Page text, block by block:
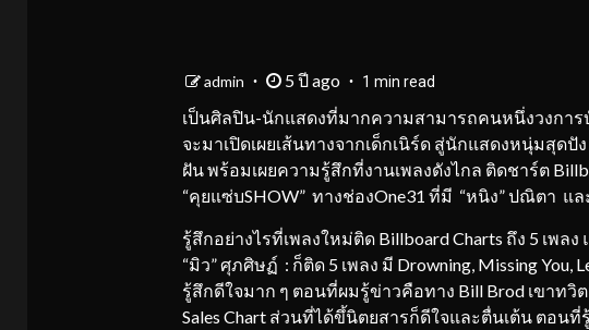
admin 5 ปี ago 1 min read
เป็นศิลปิน-นักแสดงที่มากความสามารถคนหนึ่งวงกา
จะมาเปิดเผยเส้นทางจากเด็กเนิร์ด สู่นักแสดงหนุ่มสุด
ฝัน พร้อมเผยความรู้สึกที่งานเพลงดังไกล ติดชาร์ต
“คุยแซ่บSHOW” ทางช่องOne31 ที่มี “หนิง” ปณิตา แ
รู้สึกอย่างไรที่เพลงใหม่ติด Billboard Charts ถึง 5 เพล
“มิว” ศุภศิษฏ์ : ก็ติด 5 เพลง มี Drowning, Missing You,
รู้สึกดีใจมาก ๆ ตอนที่ผมรู้ข่าวคือทาง Bill Brod เขาทวิ
Sales Chart ส่วนที่ได้ขึ้นิตยสารก็ดีใจและตื่นเต้น ตอ